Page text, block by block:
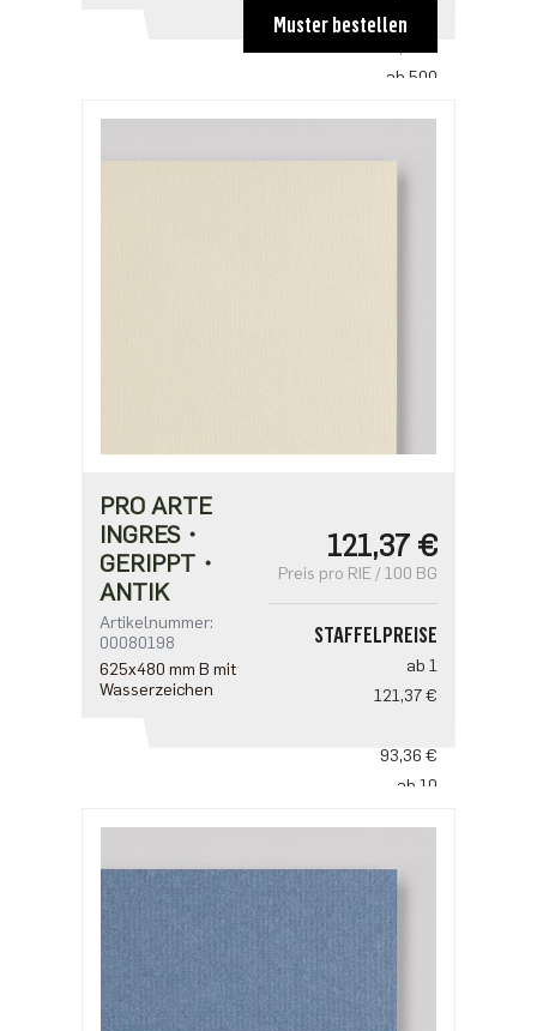
ab 100
ab 500
Muster bestellen
PRO ARTE
INGRES・
GERIPPT・
ANTIK
Artikelnummer:
00080198
625x480 mm B mit
Wasserzeichen
121,37 €
Preis pro RIE / 100 BG
STAFFELPREISE
ab 1
121,37 €
93,36 €
ab 10